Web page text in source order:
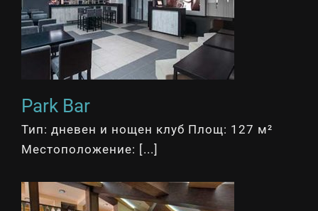
Park Bar
Тип: дневен и нощен клуб Площ: 127 м²
Местоположение: [...]